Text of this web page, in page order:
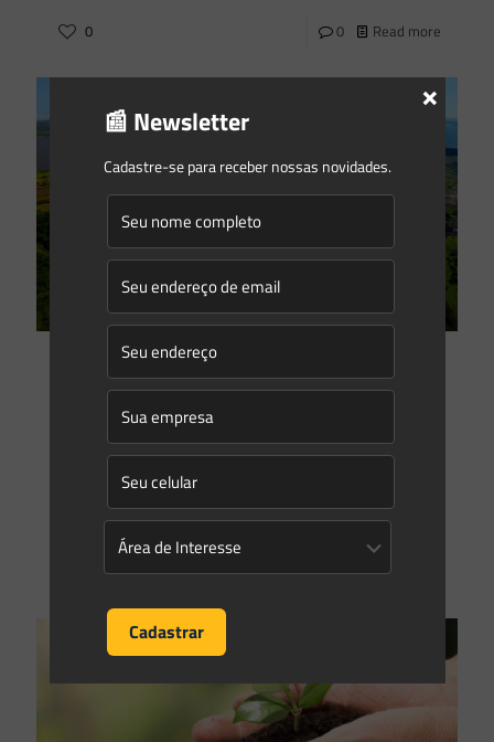
0 0 Read more
Saes Advogados on
As mazelas do licenciamento ambiental e suas
consequências para o setor elétrico
O licenciamento ambiental, como exaustivamente exposto
em nossos artigos, é um complexo instrumento de gestão
da Administração Pública que objetiva exercer o necessário
controle e acompanhamento[…]
0 Read more
📰 Newsletter
Cadastre-se para receber nossas novidades.
×